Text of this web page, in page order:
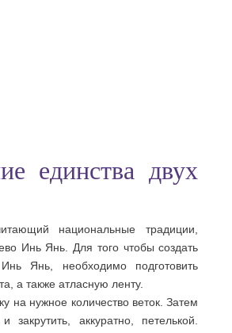
единства двух
национальные традиции,
Инь Янь. Для того чтобы создать
Янь, необходимо подготовить
а также атласную ленту.
на нужное количество веток. Затем
аккуратно, петелькой.